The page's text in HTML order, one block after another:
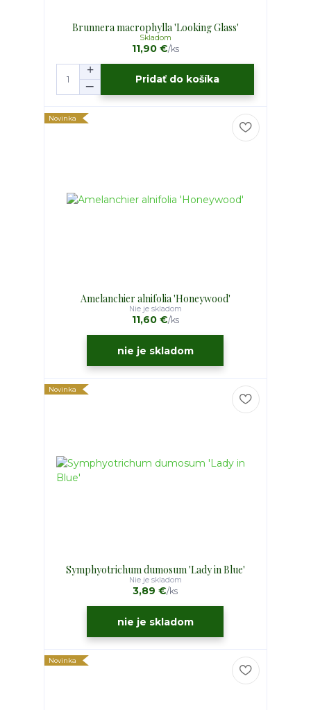
Brunnera macrophylla 'Looking Glass'
11,90 €/ks
Skladom
Pridať do košíka
Novinka
Amelanchier alnifolia 'Honeywood'
11,60 €/ks
Nie je skladom
nie je skladom
Novinka
Symphyotrichum dumosum 'Lady in Blue'
3,89 €/ks
Nie je skladom
nie je skladom
Novinka